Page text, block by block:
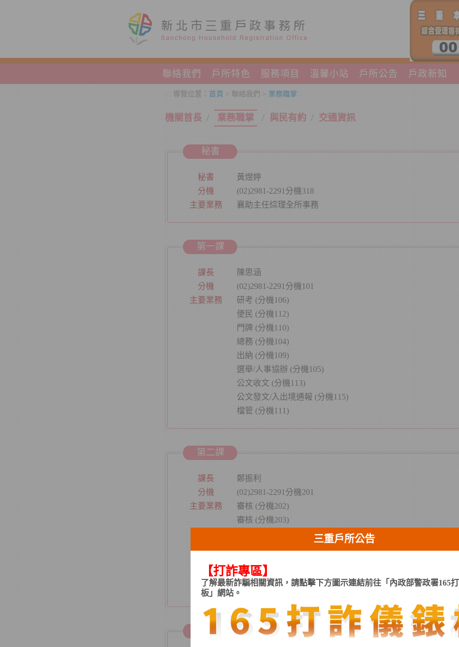
聯絡我們 戶所特色 服務項目 溫馨小站 戶所公告 戶政新知
::: 導覽位置： 首頁 > 聯絡我們 > 業務職掌
機關首長 / 業務職掌 / 與民有約 / 交通資訊
秘書
秘書
黃煜婷
分機
(02)2981-2291分機318
主要業務
襄助主任綜理全所事務
第一課
課長
陳思涵
分機
(02)2981-2291分機101
主要業務
研考 (分機106)
便民 (分機112)
門牌 (分機110)
總務 (分機104)
出納 (分機109)
選舉/人事協辦 (分機105)
公文收文 (分機113)
公文發文/入出境通報 (分機115)
檔管 (分機111)
第二課
課長
鄭振利
分機
(02)2981-2291分機201
主要業務
審核 (分機202)
審核 (分機203)
出生通報/生育獎勵金/自然人憑證 (分機205)
第三課
三重戶所公告
【打詐專區】
了解最新詐騙相關資訊，請點擊下方圖示連結前往「內政部警政署165
板」網站。